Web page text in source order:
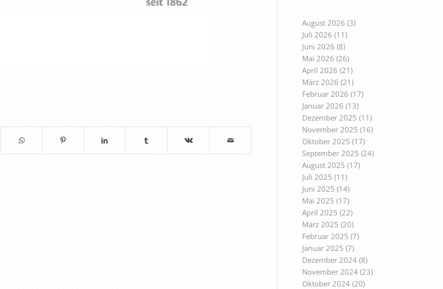
August 2026 (3)
Juli 2026 (11)
Juni 2026 (8)
Mai 2026 (26)
April 2026 (21)
März 2026 (21)
Februar 2026 (17)
Januar 2026 (13)
Dezember 2025 (11)
November 2025 (16)
Oktober 2025 (17)
September 2025 (24)
August 2025 (17)
Juli 2025 (11)
Juni 2025 (14)
Mai 2025 (17)
April 2025 (22)
März 2025 (20)
Februar 2025 (7)
Januar 2025 (7)
Dezember 2024(8)
November 2024(23)
Oktober 2024(20)